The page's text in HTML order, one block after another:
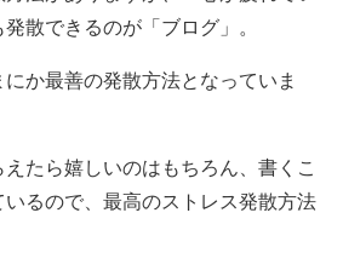
散できるのが「ブログ」。
か最善の発散方法となっていま
たら嬉しいのはもちろん、書くこ
いるので、最高のストレス発散方法